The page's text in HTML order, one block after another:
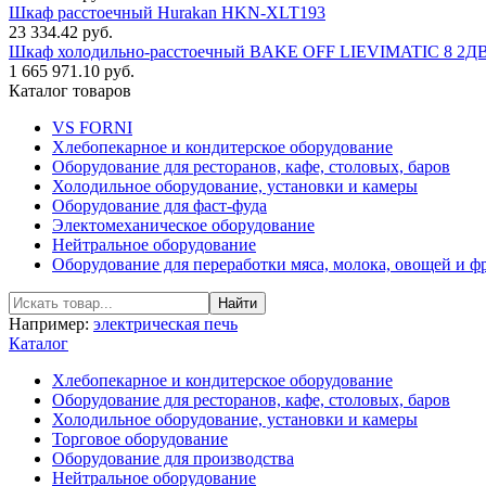
Шкаф расстоечный Hurakan HKN-XLT193
23 334.42 руб.
Шкаф холодильно-расстоечный BAKE OFF LIEVIMATIC 8
1 665 971.10 руб.
Каталог товаров
VS FORNI
Хлебопекарное и кондитерское оборудование
Оборудование для ресторанов, кафе, столовых, баров
Холодильное оборудование, установки и камеры
Оборудование для фаст-фуда
Электомеханическое оборудование
Нейтральное оборудование
Оборудование для переработки мяса, молока, овощей и
Например: электрическая печь
Каталог
Хлебопекарное и кондитерское оборудование
Оборудование для ресторанов, кафе, столовых, баров
Холодильное оборудование, установки и камеры
Торговое оборудование
Оборудование для производства
Нейтральное оборудование